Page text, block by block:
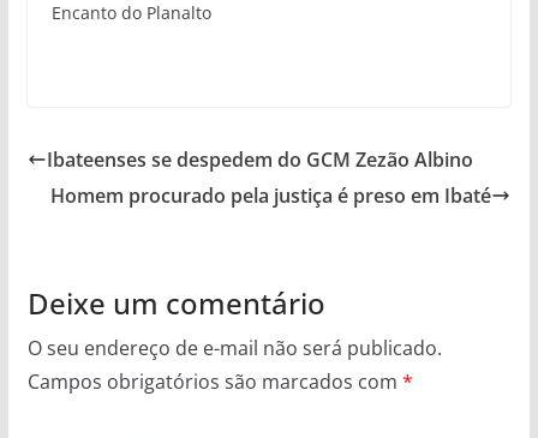
Encanto do Planalto
Ibateenses se despedem do GCM Zezão Albino
Homem procurado pela justiça é preso em Ibaté
Deixe um comentário
O seu endereço de e-mail não será publicado.
Campos obrigatórios são marcados com *